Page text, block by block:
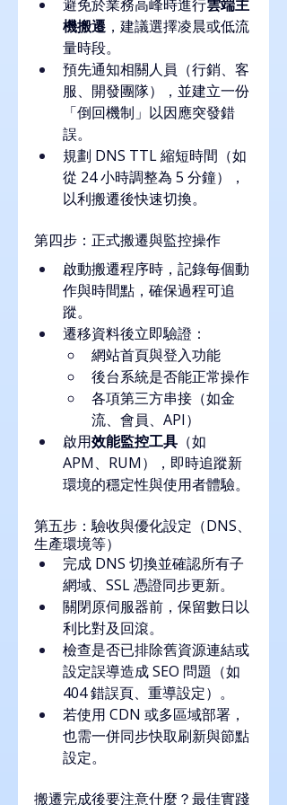
避免於業務高峰時進行雲端主
機搬遷 ，建議選擇凌晨或低流
量時段。
預先通知相關人員（行銷、客
服、開發團隊），並建立一份
「倒回機制」以因應突發錯
誤。
規劃 DNS TTL 縮短時間（如
從 24 小時調整為 5 分鐘），
以利搬遷後快速切換。
第四步：正式搬遷與監控操作
啟動搬遷程序時，記錄每個動
作與時間點，確保過程可追
蹤。
遷移資料後立即驗證：
網站首頁與登入功能
後台系統是否能正常操作
各項第三方串接（如金
流、會員、API）
啟用效能監控工具 （如
APM、RUM），即時追蹤新
環境的穩定性與使用者體驗。
第五步：驗收與優化設定（DNS、
生產環境等）
完成 DNS 切換並確認所有子
網域、SSL 憑證同步更新。
關閉原伺服器前，保留數日以
利比對及回滾。
檢查是否已排除舊資源連結或
設定誤導造成 SEO 問題（如
404 錯誤頁、重導設定）。
若使用 CDN 或多區域部署，
也需一併同步快取刷新與節點
設定。
搬遷完成後要注意什麼？最佳實踐